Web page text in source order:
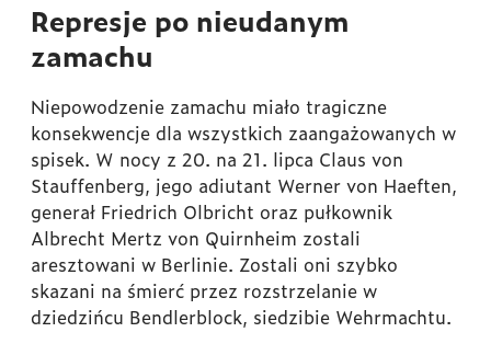
Represje po nieudanym
zamachu
Niepowodzenie zamachu miało tragiczne
konsekwencje dla wszystkich zaangażowanych w
spisek. W nocy z 20. na 21. lipca Claus von
Stauffenberg, jego adiutant Werner von Haeften,
generał Friedrich Olbricht oraz pułkownik
Albrecht Mertz von Quirnheim zostali
aresztowani w Berlinie. Zostali oni szybko
skazani na śmierć przez rozstrzelanie w
dziedzińcu Bendlerblock, siedzibie Wehrmachtu.